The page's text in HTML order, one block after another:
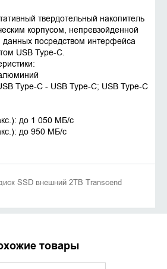
твердотельный накопитель
корпусом, непревзойденной
данных посредством интерфейса
USB Type-C.
Type-C - USB Type-C; USB Type-C
до 1 050 MБ/с
до 950 MБ/с
SSD внешний 2TB Transcend
товары